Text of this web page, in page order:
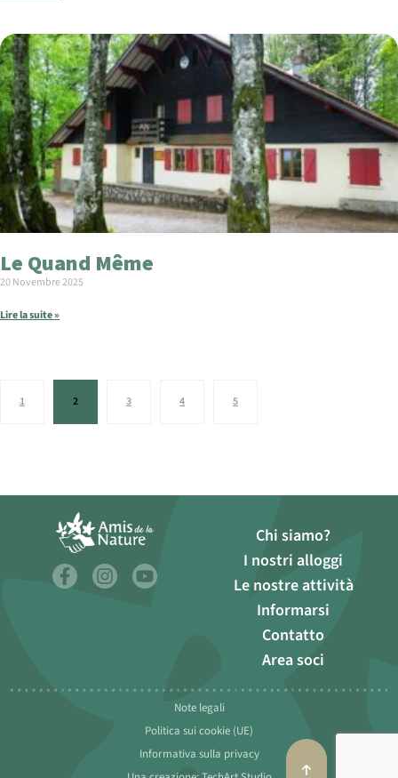
Le Quand Même
20 Novembre 2025
Lire la suite »
1 2 3 4 5
Chi siamo?
I nostri alloggi
Le nostre attività
Informarsi
Contatto
Area soci
Note legali
Politica sui cookie (UE)
Informativa sulla privacy